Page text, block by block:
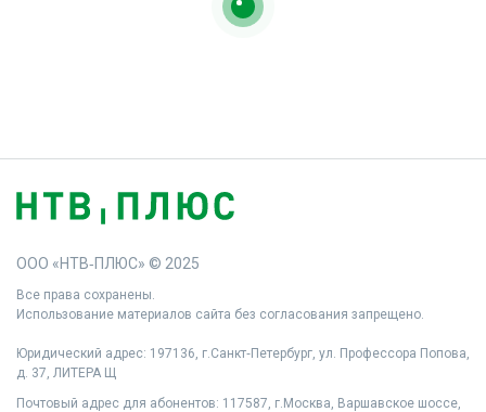
ООО «НТВ‑ПЛЮС» © 2025
Все права сохранены.
Использование материалов сайта без согласования запрещено.
Юридический адрес: 197136, г.Санкт‑Петербург, ул. Профессора Попова,
д. 37, ЛИТЕРА Щ
Почтовый адрес для абонентов: 117587, г.Москва, Варшавское шоссе,